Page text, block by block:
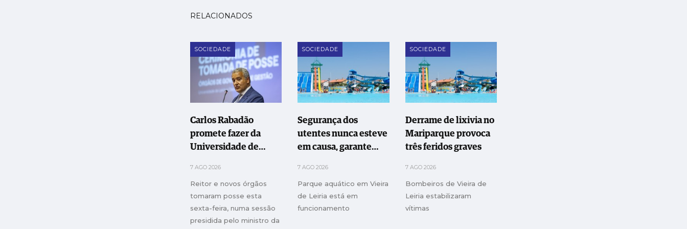
RELACIONADOS
SOCIEDADE
Carlos Rabadão
promete fazer da
Universidade de
"transformadora"
7 AGO 2026
Reitor e novos órgãos
tomaram posse esta
sexta-feira, numa sessão
presidida pelo ministro da
SOCIEDADE
Segurança dos
utentes nunca esteve
em causa, garante
7 AGO 2026
Parque aquático em Vieira
de Leiria está em
funcionamento
SOCIEDADE
Derrame de lixivia no
Mariparque provoca
três feridos graves
7 AGO 2026
Bombeiros de Vieira de
Leiria estabilizaram
vítimas